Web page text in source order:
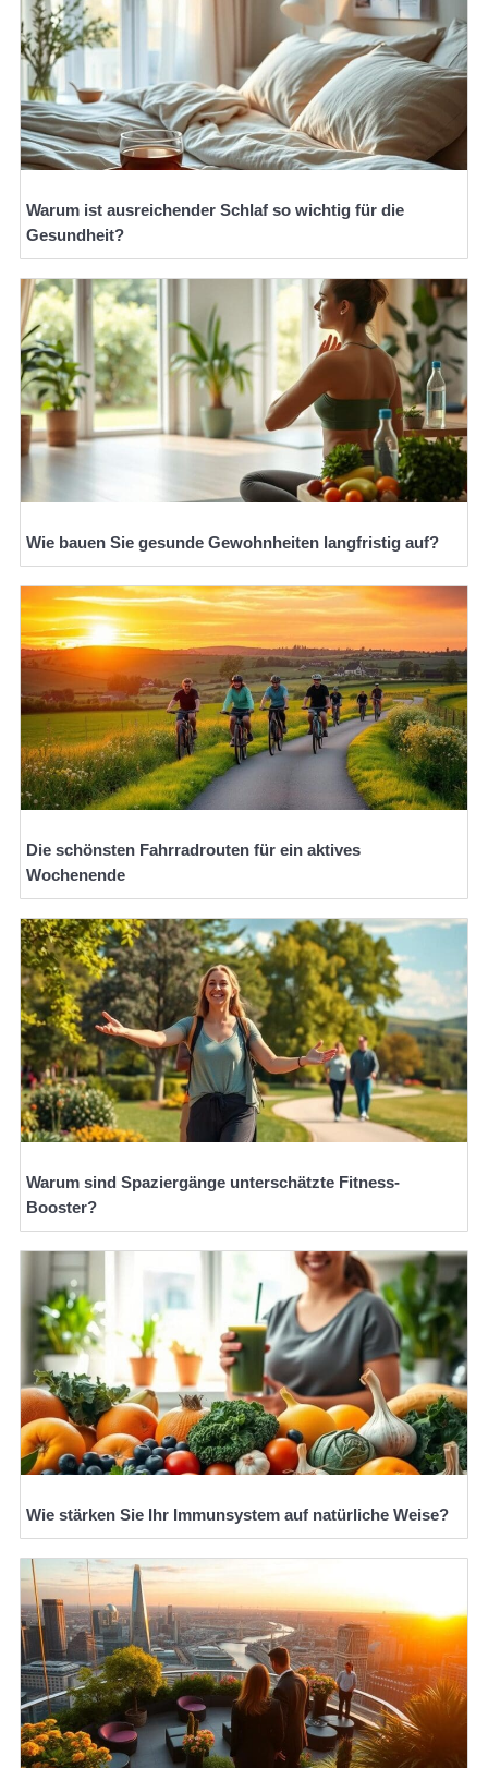
Warum ist ausreichender Schlaf so wichtig für die
Gesundheit?
Wie bauen Sie gesunde Gewohnheiten langfristig auf?
Die schönsten Fahrradrouten für ein aktives
Wochenende
Warum sind Spaziergänge unterschätzte Fitness-
Booster?
Wie stärken Sie Ihr Immunsystem auf natürliche Weise?